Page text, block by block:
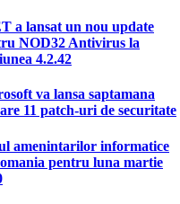
a lansat un nou update
NOD32 Antivirus la
4.2.42
va lansa saptamana
11 patch-uri de securitate
amenintarilor informatice
pentru luna martie